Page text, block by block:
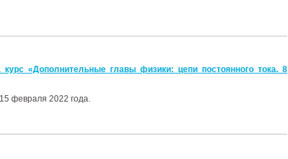
«Дополнительные главы физики: цепи постоянного тока. 8
февраля 2022 года.